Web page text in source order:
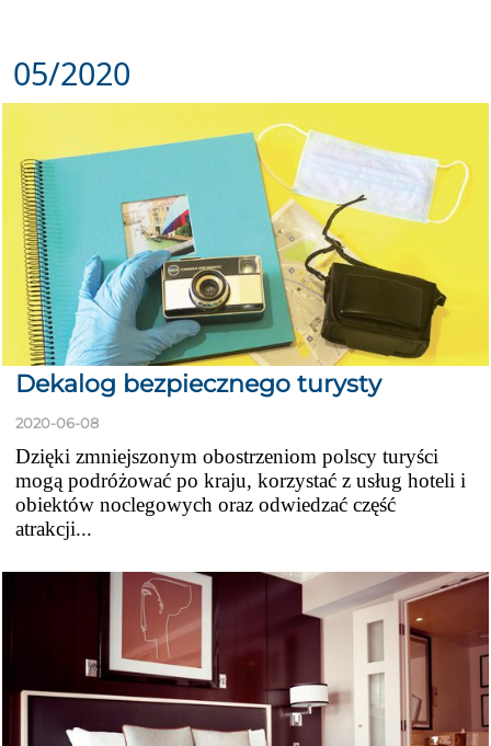
05/2020
Dekalog bezpiecznego turysty
2020-06-08
Dzięki zmniejszonym obostrzeniom polscy turyści
mogą podróżować po kraju, korzystać z usług hoteli i
obiektów noclegowych oraz odwiedzać część
atrakcji...